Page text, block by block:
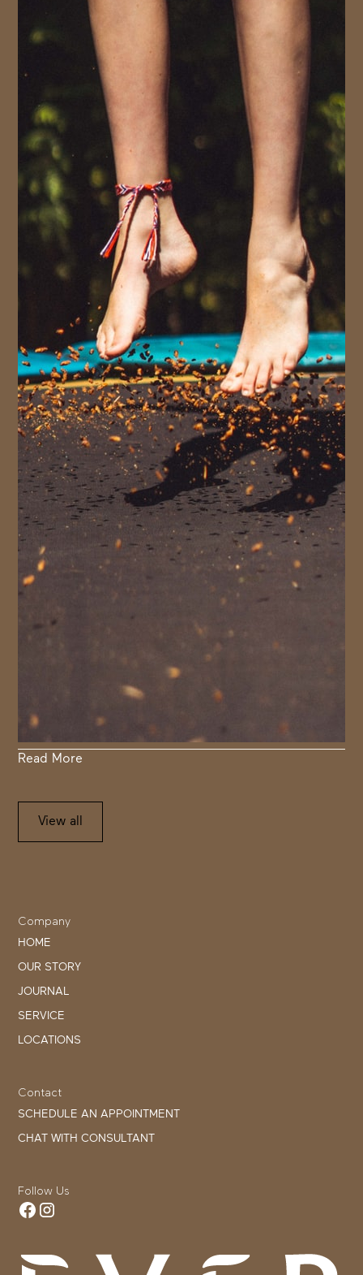
Read More
View all
Company
HOME
OUR STORY
JOURNAL
SERVICE
LOCATIONS
Contact
SCHEDULE AN APPOINTMENT
CHAT WITH CONSULTANT
Follow Us